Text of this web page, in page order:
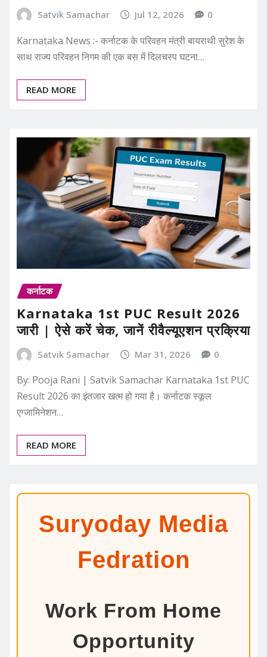
Satvik Samachar Jul 12, 2026 0
Karnataka News :- कर्नाटक के परिवहन मंत्री बायराथी सुरेश के
साथ राज्य परिवहन निगम की एक बस में दिलचस्प घटना…
READ MORE
कर्नाटक
Karnataka 1st PUC Result 2026
जारी | ऐसे करें चेक, जानें रीवैल्यूएशन प्रक्रिया
Satvik Samachar Mar 31, 2026 0
By: Pooja Rani | Satvik Samachar Karnataka 1st PUC
Result 2026 का इंतजार खत्म हो गया है। कर्नाटक स्कूल
एग्जामिनेशन…
READ MORE
Suryoday Media
Fedration
Work From Home
Opportunity